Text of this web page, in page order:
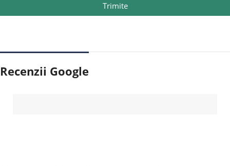
Trimite
Recenzii Google